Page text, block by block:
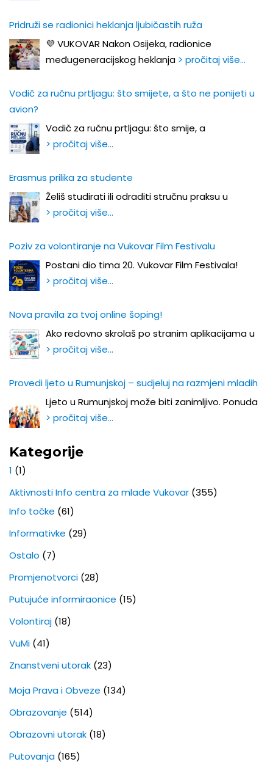
Pridruži se radionici heklanja ljubičastih ruža
💜 VUKOVAR Nakon Osijeka, radionice
međugeneracijskog heklanja > pročitaj više…
Vodič za ručnu prtljagu: što smijete, a što ne ponijeti u
avion?
Vodič za ručnu prtljagu: što smije, a
> pročitaj više…
Erasmus prilika za studente
Želiš studirati ili odraditi stručnu praksu u
> pročitaj više…
Poziv za volontiranje na Vukovar Film Festivalu
Postani dio tima 20. Vukovar Film Festivala!
> pročitaj više…
Nova pravila za tvoj online šoping!
Ako redovno skrolaš po stranim aplikacijama u
> pročitaj više…
Provedi ljeto u Rumunjskoj – sudjeluj na razmjeni mladih
Ljeto u Rumunjskoj može biti zanimljivo. Ponuda
> pročitaj više…
Kategorije
1 (1)
Aktivnosti Info centra za mlade Vukovar (355)
Info točke (61)
Informativke (29)
Ostalo (7)
Promjenotvorci (28)
Putujuće informiraonice (15)
Volontiraj (18)
VuMi (41)
Znanstveni utorak (23)
Moja Prava i Obveze (134)
Obrazovanje (514)
Obrazovni utorak (18)
Putovanja (165)